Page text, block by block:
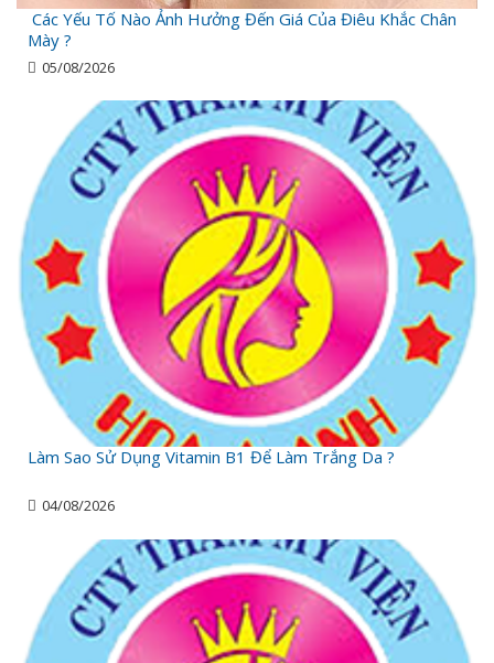
Các Yếu Tố Nào Ảnh Hưởng Đến Giá Của Điêu Khắc Chân
Mày ?
05/08/2026
Làm Sao Sử Dụng Vitamin B1 Để Làm Trắng Da ?
04/08/2026